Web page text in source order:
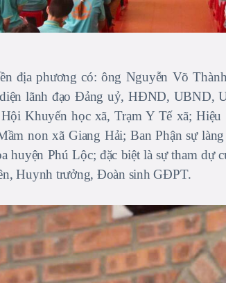
địa phương có: ông Nguyễn Võ
lãnh đạo Đảng uỷ, HĐND, UBND,
Khuyến học xã, Trạm Y Tế xã;
non xã Giang Hải; Ban Phận sự
huyện Phú Lộc; đặc biệt là sự tham dự
Huynh trưởng, Đoàn sinh GĐPT.